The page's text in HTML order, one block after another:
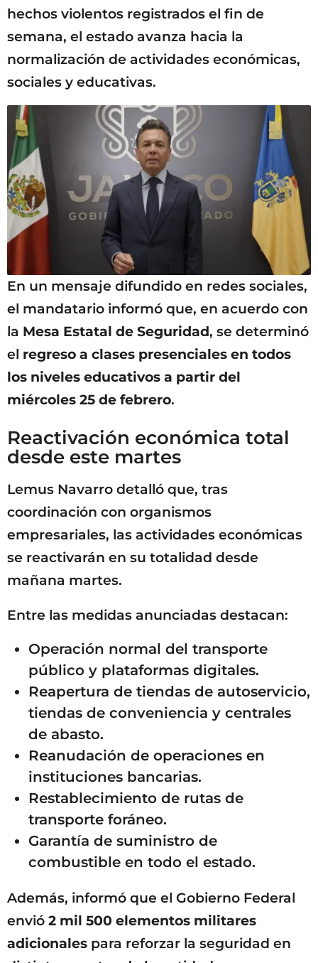
hechos violentos registrados el fin de
semana, el estado avanza hacia la
normalización de actividades económicas,
sociales y educativas.
En un mensaje difundido en redes sociales,
el mandatario informó que, en acuerdo con
la Mesa Estatal de Seguridad, se determinó
el regreso a clases presenciales en todos
los niveles educativos a partir del
miércoles 25 de febrero.
Reactivación económica total
desde este martes
Lemus Navarro detalló que, tras
coordinación con organismos
empresariales, las actividades económicas
se reactivarán en su totalidad desde
mañana martes.
Entre las medidas anunciadas destacan:
Operación normal del transporte
público y plataformas digitales.
Reapertura de tiendas de autoservicio,
tiendas de conveniencia y centrales
de abasto.
Reanudación de operaciones en
instituciones bancarias.
Restablecimiento de rutas de
transporte foráneo.
Garantía de suministro de
combustible en todo el estado.
Además, informó que el Gobierno Federal
envió 2 mil 500 elementos militares
adicionales para reforzar la seguridad en